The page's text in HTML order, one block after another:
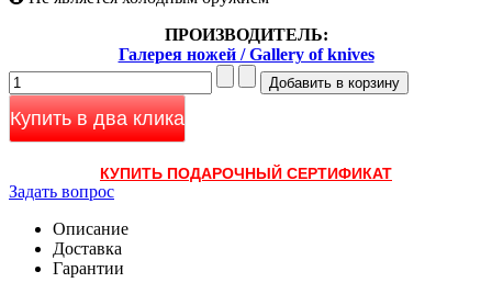
ПРОИЗВОДИТЕЛЬ:
Галерея ножей / Gallery of knives
Купить в два клика
КУПИТЬ ПОДАРОЧНЫЙ СЕРТИФИКАТ
Задать вопрос
Описание
Доставка
Гарантии